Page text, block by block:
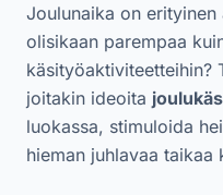
Joulunaika on
olisikaan parempaa
käsityöaktiviteetteihin?
joitakin ideoita
luokassa, stimuloida
hieman juhlavaa